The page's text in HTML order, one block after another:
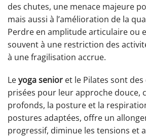
des chutes, une menace majeure
mais aussi à l’amélioration de la
Perdre en amplitude articulaire ou
souvent à une restriction des
à une fragilisation accrue.
Leyoga senior et le Pilates sont
prisées pour leur approche douce,
profonds, la posture et la
postures adaptées, offre un
progressif, diminue les tensions et